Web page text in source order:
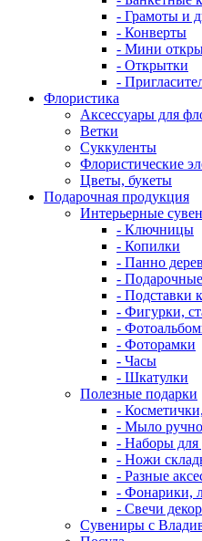
- Грамоты и
- Конверты
- Мини
- Открытки
-
Флористика
Аксессуары для
Ветки
Суккуленты
Флористические
Цветы, букеты
Подарочная продукция
Интерьерные
- Ключницы
- Копилки
- Панно
-
- Подставки
- Фигурки,
-
- Фоторамки
- Часы
- Шкатулки
Полезные подарки
-
- Мыло
- Наборы для
- Ножи
- Разные
- Фонарики,
- Свечи
Сувениры с